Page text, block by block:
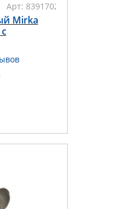
Арт: 8391702011
Mirka